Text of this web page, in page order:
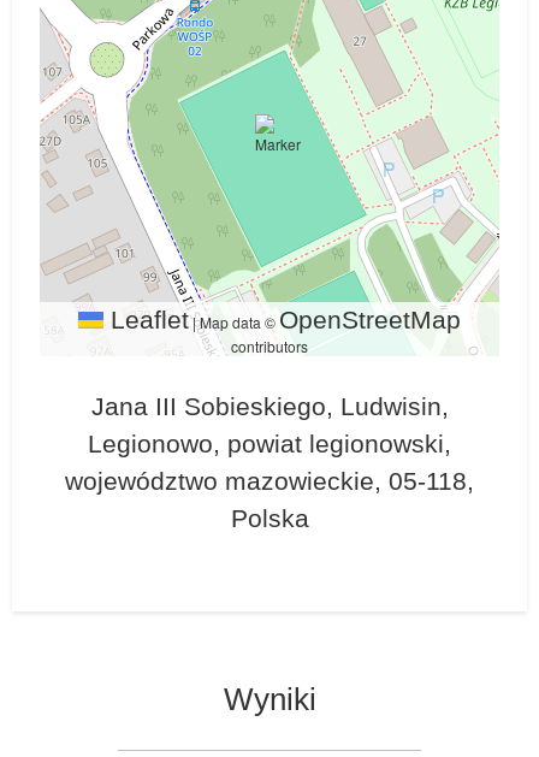
Leaflet|Map data ©OpenStreetMap
contributors
Jana III Sobieskiego, Ludwisin,
Legionowo, powiat legionowski,
województwo mazowieckie, 05-118,
Polska
Wyniki